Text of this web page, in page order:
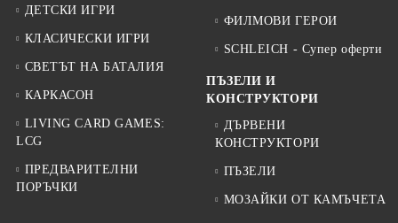
ДЕТСКИ ИГРИ
КЛАСИЧЕСКИ ИГРИ
СВЕТЪТ НА БАТАЛИЯ
КАРКАСОН
LIVING CARD GAMES:
LCG
ПРЕДВАРИТЕЛНИ
ПОРЪЧКИ
ФИЛМОВИ ГЕРОИ
SCHLEICH - Супер оферти
ПЪЗЕЛИ И
КОНСТРУКТОРИ
ДЪРВЕНИ
КОНСТРУКТОРИ
ПЪЗЕЛИ
МОЗАЙКИ ОТ КАМЪЧЕТА